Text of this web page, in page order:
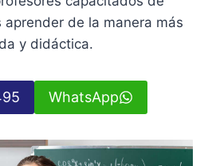
aprender de la manera más
y didáctica.
WhatsApp